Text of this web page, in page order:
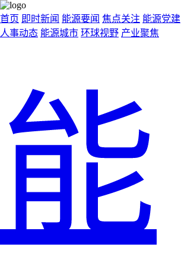
首页 即时新闻 能源要闻 焦点关注 能源党建
人事动态 能源城市 环球视野 产业聚焦
能